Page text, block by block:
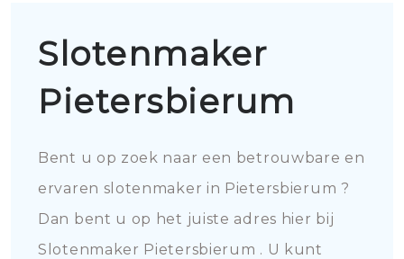
Slotenmaker
Pietersbierum
Bent u op zoek naar een betrouwbare en
ervaren slotenmaker in Pietersbierum ?
Dan bent u op het juiste adres hier bij
Slotenmaker Pietersbierum . U kunt